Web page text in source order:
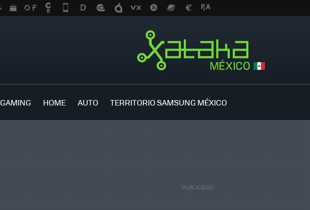
GAMING HOME AUTO TERRITORIO SAMSUNG MÉXICO